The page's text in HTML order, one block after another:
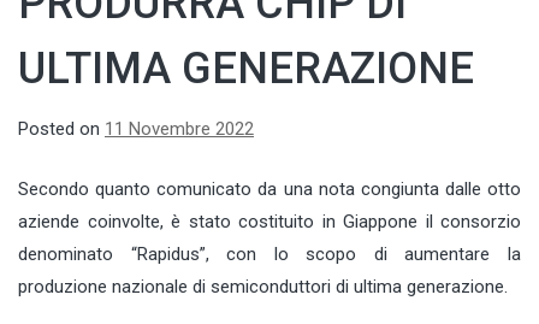
ULTIMA GENERAZIONE
Posted on 11 Novembre 2022
Secondo quanto comunicato da una nota congiunta dalle otto
aziende coinvolte, è stato costituito in Giappone il consorzio
denominato “Rapidus”, con lo scopo di aumentare la
produzione nazionale di semiconduttori di ultima generazione.